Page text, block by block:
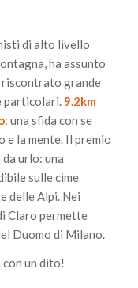
di alto livello
ha assunto
riscontrato grande
particolari. 9.2km
: una sfida con se
e la mente. Il premio
urlo: una
sulle cime
delle Alpi. Nei
Claro permette
Duomo di Milano.
con un dito!